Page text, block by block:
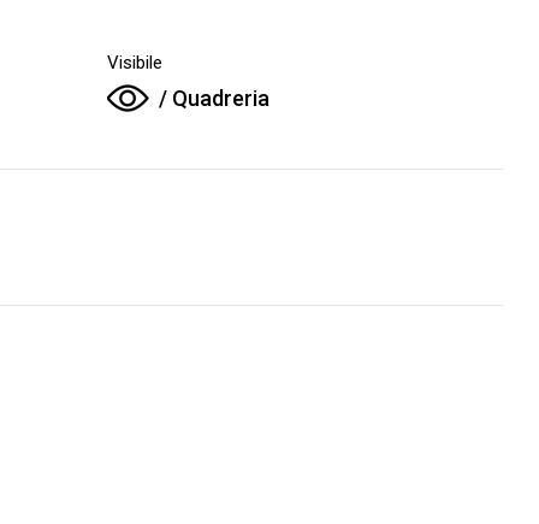
Visibile
/ Quadreria